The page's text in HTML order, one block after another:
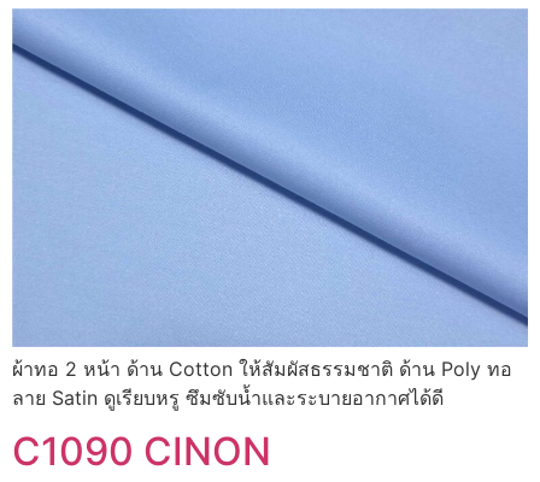
ผ้าทอ 2 หน้า ด้าน Cotton ให้สัมผัสธรรมชาติ ด้าน Poly ทอ
ลาย Satin ดูเรียบหรู ซึมซับน้ำและระบายอากาศได้ดี
C1090 CINON